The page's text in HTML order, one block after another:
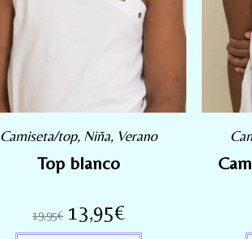
Camiseta/top, Niña, Verano
Top blanco
19,95€ 13,95€